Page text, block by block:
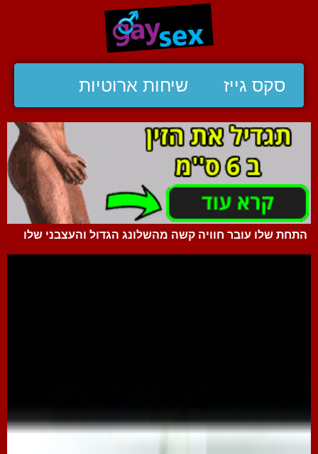
סקס גייז שיחות ארוטיות
התחת שלו עובר חוויה קשה מהשלונג הגדול והעצבני שלו